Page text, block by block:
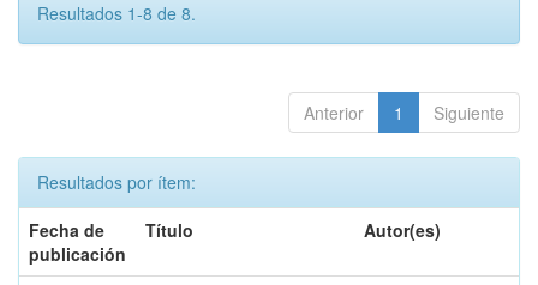
Resultados 1-8 de 8.
Anterior 1 Siguiente
Resultados por ítem:
Fecha de
publicación
Título Autor(es)